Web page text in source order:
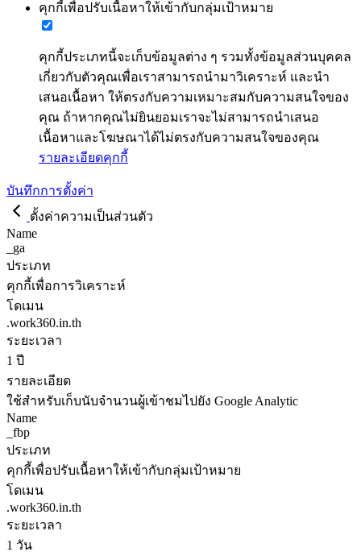
คุกกี้เพื่อปรับเนื้อหาให้เข้ากับกลุ่มเป้าหมาย
คุกกี้ประเภทนี้จะเก็บข้อมูลต่าง ๆ รวมทั้งข้อมูลส่วนบุคคล
เกี่ยวกับตัวคุณเพื่อเราสามารถนำมาวิเคราะห์ และนำ
เสนอเนื้อหา ให้ตรงกับความเหมาะสมกับความสนใจของ
คุณ ถ้าหากคุณไม่ยินยอมเราจะไม่สามารถนำเสนอ
เนื้อหาและโฆษณาได้ไม่ตรงกับความสนใจของคุณ
รายละเอียดคุกกี้
บันทึกการตั้งค่า
ตั้งค่าความเป็นส่วนตัว
Name
_ga
ประเภท
คุกกี้เพื่อการวิเคราะห์
โดเมน
.work360.in.th
ระยะเวลา
1 ปี
รายละเอียด
ใช้สำหรับเก็บนับจำนวนผู้เข้าชมไปยัง Google Analytic
Name
_fbp
ประเภท
คุกกี้เพื่อปรับเนื้อหาให้เข้ากับกลุ่มเป้าหมาย
โดเมน
.work360.in.th
ระยะเวลา
1 วัน